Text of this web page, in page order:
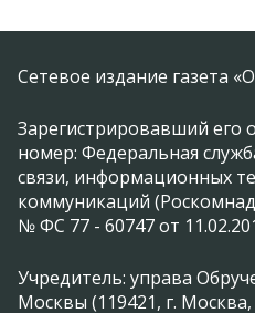
Сетевое издание газета
Зарегистрировавший его
номер: Федеральная
связи, информационных
коммуникаций
№ ФС 77 - 60747 от
Учредитель: управа
Москвы (119421, г.